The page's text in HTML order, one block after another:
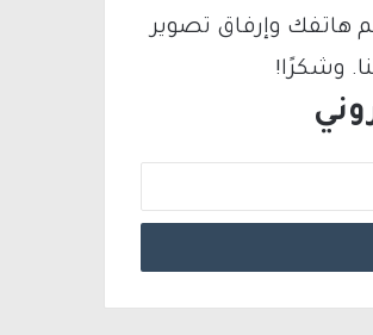
هاتفك وإرفاق تصوير
وشكرًا!